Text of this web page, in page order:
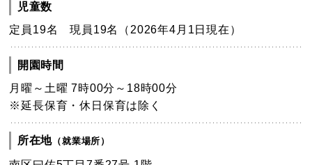
児童数
定員19名 現員19名（2026年4月1日現在）
開園時間
月曜～土曜 7時00分～18時00分
※延長保育・休日保育は除く
所在地 （就業場所）